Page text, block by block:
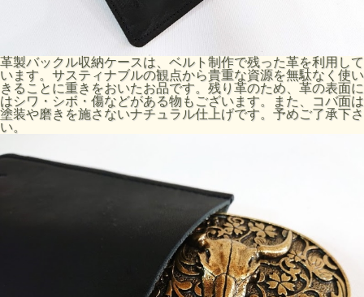
革製バックル収納ケースは、ベルト制作で残った革を利用して
います。サスティナブルの観点から貴重な資源を無駄なく使い
きることに重きをおいたお品です。残り革のため、革の表面に
はシワ・シボ・傷などがある物もございます。また、コバ面は
塗装や磨きを施さないナチュラル仕上げです。予めご了承下さ
い。